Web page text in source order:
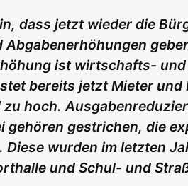
dass jetzt wieder die
Abgabenerhöhungen
ist wirtschafts-
bereits jetzt Mieter
hoch.
gehören gestrichen, die
wurden im letzten
und Schul- und